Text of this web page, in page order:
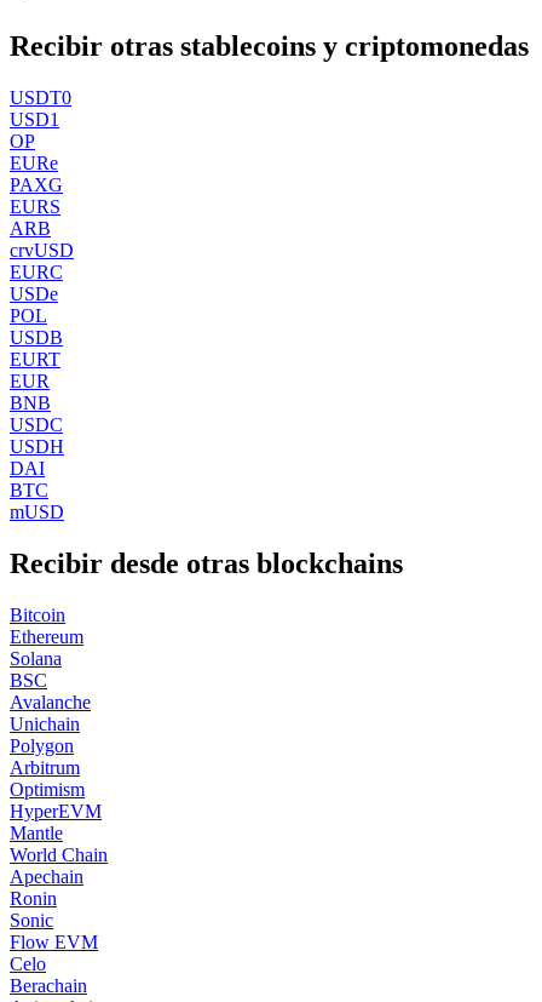
Recibir otras stablecoins y criptomonedas
USDT0
USD1
OP
EURe
PAXG
EURS
ARB
crvUSD
EURC
USDe
POL
USDB
EURT
EUR
BNB
USDC
USDH
DAI
BTC
mUSD
Recibir desde otras blockchains
Bitcoin
Ethereum
Solana
BSC
Avalanche
Unichain
Polygon
Arbitrum
Optimism
HyperEVM
Mantle
World Chain
Apechain
Ronin
Sonic
Flow EVM
Celo
Berachain